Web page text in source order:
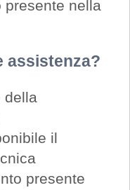
presente nella
assistenza?
della
il
presente